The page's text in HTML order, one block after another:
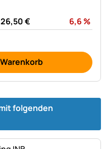
26,50€ 6,6 %
folgenden